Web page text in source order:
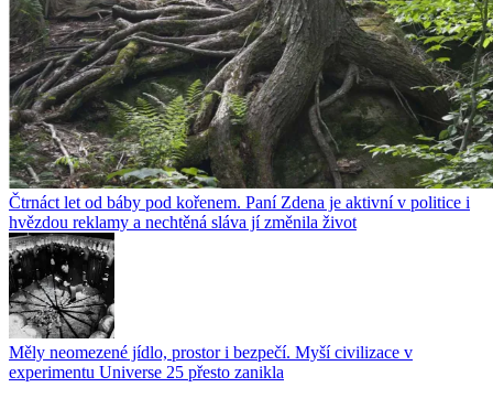
Čtrnáct let od báby pod kořenem. Paní Zdena je aktivní v politice i
hvězdou reklamy a nechtěná sláva jí změnila život
Měly neomezené jídlo, prostor i bezpečí. Myší civilizace v
experimentu Universe 25 přesto zanikla